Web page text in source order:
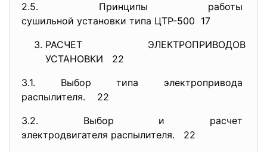
2.5. Принципы работы
сушильной установки типа ЦТР-500 17
РАСЧЕТ ЭЛЕКТРОПРИВОДОВ
УСТАНОВКИ 22
3.1. Выбор типа электропривода
распылителя. 22
3.2. Выбор и расчет
электродвигателя распылителя.
22